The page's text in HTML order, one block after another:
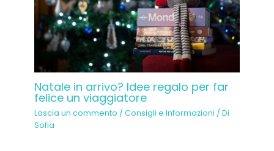
Natale in arrivo? Idee regalo per far
felice un viaggiatore
Lascia un commento /Consigli e Informazioni / Di
Sofia